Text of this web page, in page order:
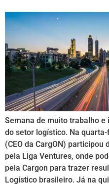
Semana de muito trabalho
do setor logístico. Na
(CEO da CargON) participou
pela Liga Ventures, onde
pela Cargon para trazer
Logístico brasileiro. Já na